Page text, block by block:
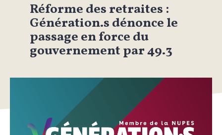
Réforme des retraites :
Génération.s dénonce le
passage en force du
gouvernement par 49.3